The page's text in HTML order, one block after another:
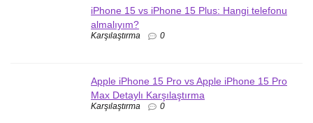
iPhone 15 vs iPhone 15 Plus: Hangi telefonu
almalıyım?
Karşılaştırma 0
Apple iPhone 15 Pro vs Apple iPhone 15 Pro
Max Detaylı Karşılaştırma
Karşılaştırma 0